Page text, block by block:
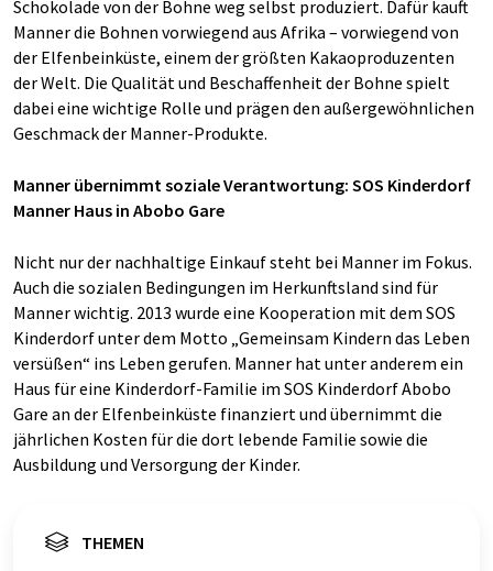
Schokolade von der Bohne weg selbst produziert. Dafür kauft
Manner die Bohnen vorwiegend aus Afrika – vorwiegend von
der Elfenbeinküste, einem der größten Kakaoproduzenten
der Welt. Die Qualität und Beschaffenheit der Bohne spielt
dabei eine wichtige Rolle und prägen den außergewöhnlichen
Geschmack der Manner-Produkte.
Manner übernimmt soziale Verantwortung: SOS Kinderdorf
Manner Haus in Abobo Gare
Nicht nur der nachhaltige Einkauf steht bei Manner im Fokus.
Auch die sozialen Bedingungen im Herkunftsland sind für
Manner wichtig. 2013 wurde eine Kooperation mit dem SOS
Kinderdorf unter dem Motto „Gemeinsam Kindern das Leben
versüßen“ ins Leben gerufen. Manner hat unter anderem ein
Haus für eine Kinderdorf-Familie im SOS Kinderdorf Abobo
Gare an der Elfenbeinküste finanziert und übernimmt die
jährlichen Kosten für die dort lebende Familie sowie die
Ausbildung und Versorgung der Kinder.
THEMEN